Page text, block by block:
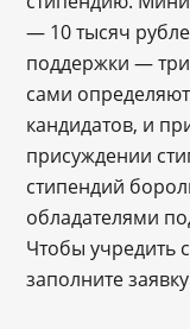
— 10 тысяч
поддержки —
сами
кандидатов, и
присуждении
стипендий
обладателями
Чтобы учредить
заполните